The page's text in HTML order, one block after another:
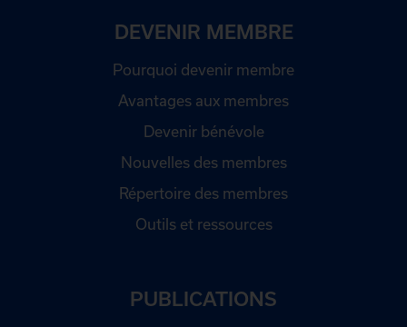
DEVENIR MEMBRE
Pourquoi devenir membre
Avantages aux membres
Devenir bénévole
Nouvelles des membres
Répertoire des membres
Outils et ressources
PUBLICATIONS